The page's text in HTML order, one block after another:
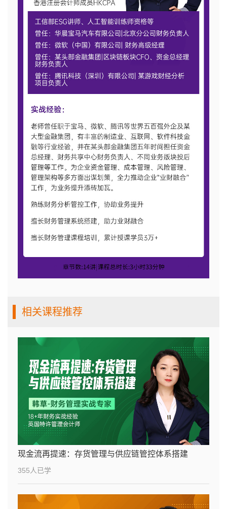
相关课程推荐
现金流再提速：存货管理与供应链管控体系搭建
355人已学